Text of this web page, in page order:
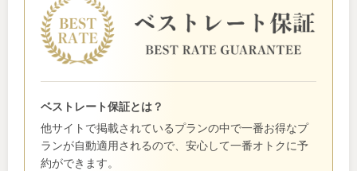
ベストレート保証とは？
他サイトで掲載されているプランの中で一番お得なプ
ランが自動適用されるので、安心して一番オトクに予
約ができます。